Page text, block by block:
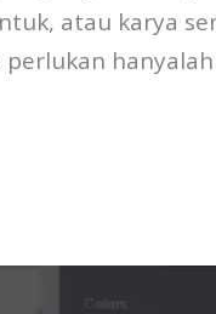
atau karya
perlukan